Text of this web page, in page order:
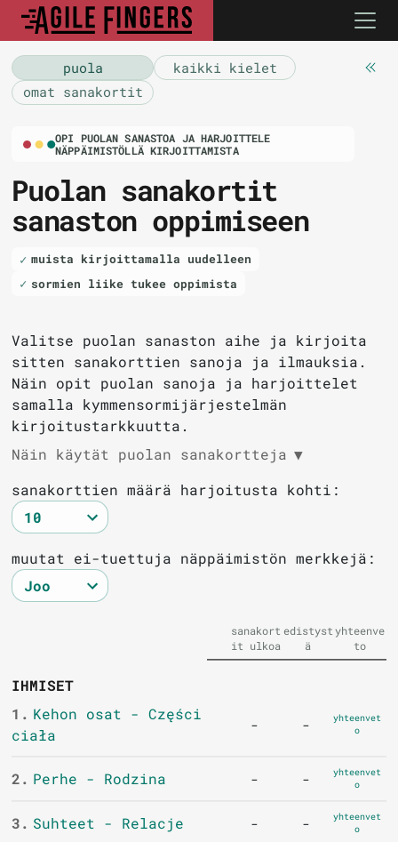
puola
kaikki kielet
omat sanakortit
OPI PUOLAN SANASTOA JA HARJOITTELE
NÄPPÄIMISTÖLLÄ KIRJOITTAMISTA
Puolan sanakortit
sanaston oppimiseen
muista kirjoittamalla uudelleen
sormien liike tukee oppimista
Valitse puolan sanaston aihe ja kirjoita
sitten sanakorttien sanoja ja ilmauksia.
Näin opit puolan sanoja ja harjoittelet
samalla kymmensormijärjestelmän
kirjoitustarkkuutta.
Näin käytät puolan sanakortteja ▼
sanakorttien määrä harjoitusta kohti:
muutat ei-tuettuja näppäimistön merkkejä:
sanakort
it ulkoa
edistyst
ä
yhteenve
to
IHMISET
1. Kehon osat - Części
ciała
- -
yhteenvet
o
2. Perhe - Rodzina - -
yhteenvet
o
3. Suhteet - Relacje - -
yhteenvet
o